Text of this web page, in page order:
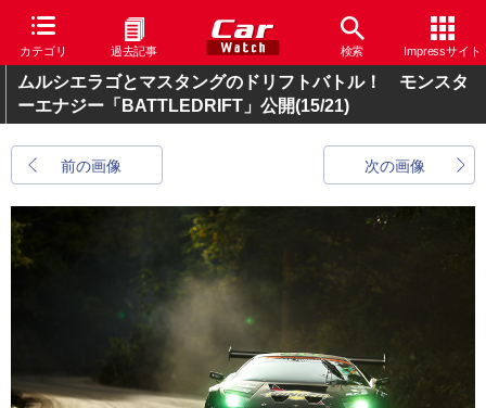
カテゴリ 過去記事 検索 Impressサイト
ムルシエラゴとマスタングのドリフトバトル！ モンスタ
ーエナジー「BATTLEDRIFT」公開(15/21)
前の画像 次の画像